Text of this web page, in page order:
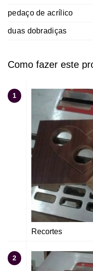
pedaço de acrílico
duas dobradiças
Como fazer este
1
Recortes
2